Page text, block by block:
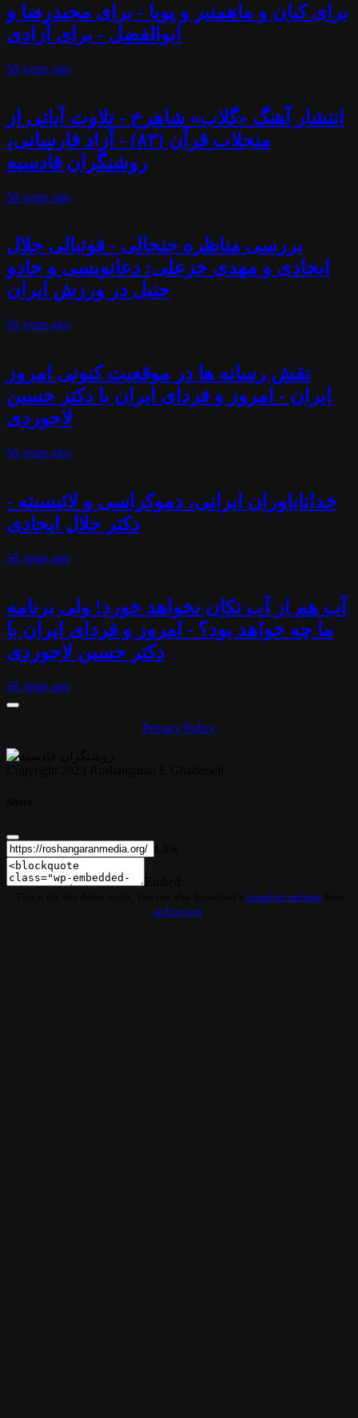
برای کیان و ماهمنیر و پویا - برای مجیدرضا و
ابوالفضل - برای آزادی
56 years ago
انتشار آهنگ «گلاب» شاهرخ - تلاوت آیاتی از
منجلاب قرآن (۸۲) - آزاد فارسانی،
روشنگران قادسیه
56 years ago
بررسی مناظره جنجالی - فوتبالی جلال
ایجادی و مهدی خزعلی: دعانویسی و جادو
جنبل در ورزش ایران
56 years ago
نقش رسانه ها در موقعیت کنونی امروز
ایران - امروز و فردای ایران با دکتر حسین
لاجوردی
56 years ago
خداناباوران ایرانی، دموکراسی و لائیسیته -
دکتر جلال ایجادی
56 years ago
آب هم از آب تکان نخواهد خورد! ولی برنامه
ما چه خواهد بود؟ - امروز و فردای ایران با
دکتر حسین لاجوردی
56 years ago
Privacy Policy
complete websitefrom
archive.org